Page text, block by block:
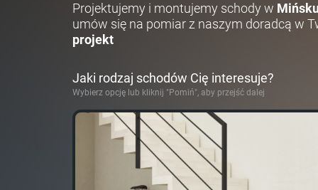
Projektujemy i montujemy schody w
umów się na pomiar z naszym doradcą w
projekt
Jaki rodzaj schodów Cię interesuje?
Wybierz opcję lub kliknij "Pomiń", aby przejść dalej